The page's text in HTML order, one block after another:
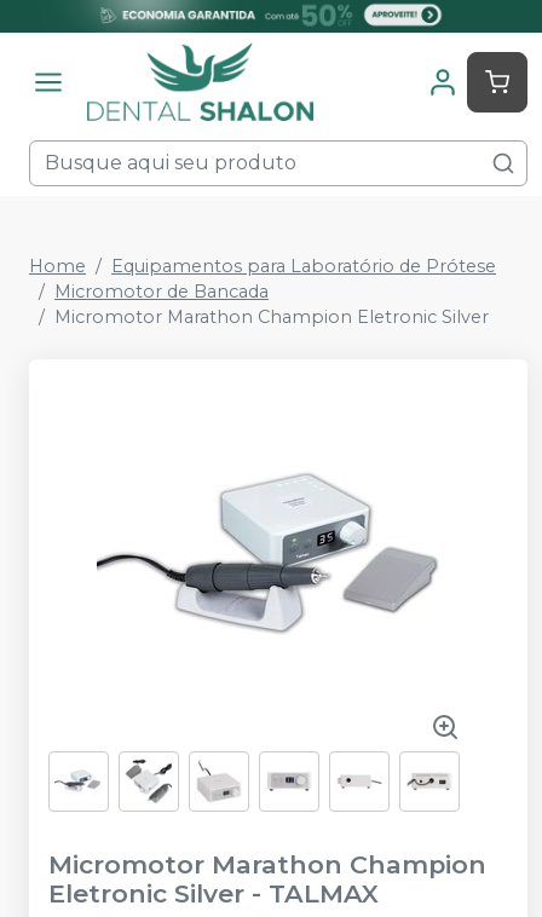
Home
Equipamentos para Laboratório de Prótese
Micromotor de Bancada
Micromotor Marathon Champion Eletronic Silver
Micromotor Marathon Champion
Eletronic Silver - TALMAX